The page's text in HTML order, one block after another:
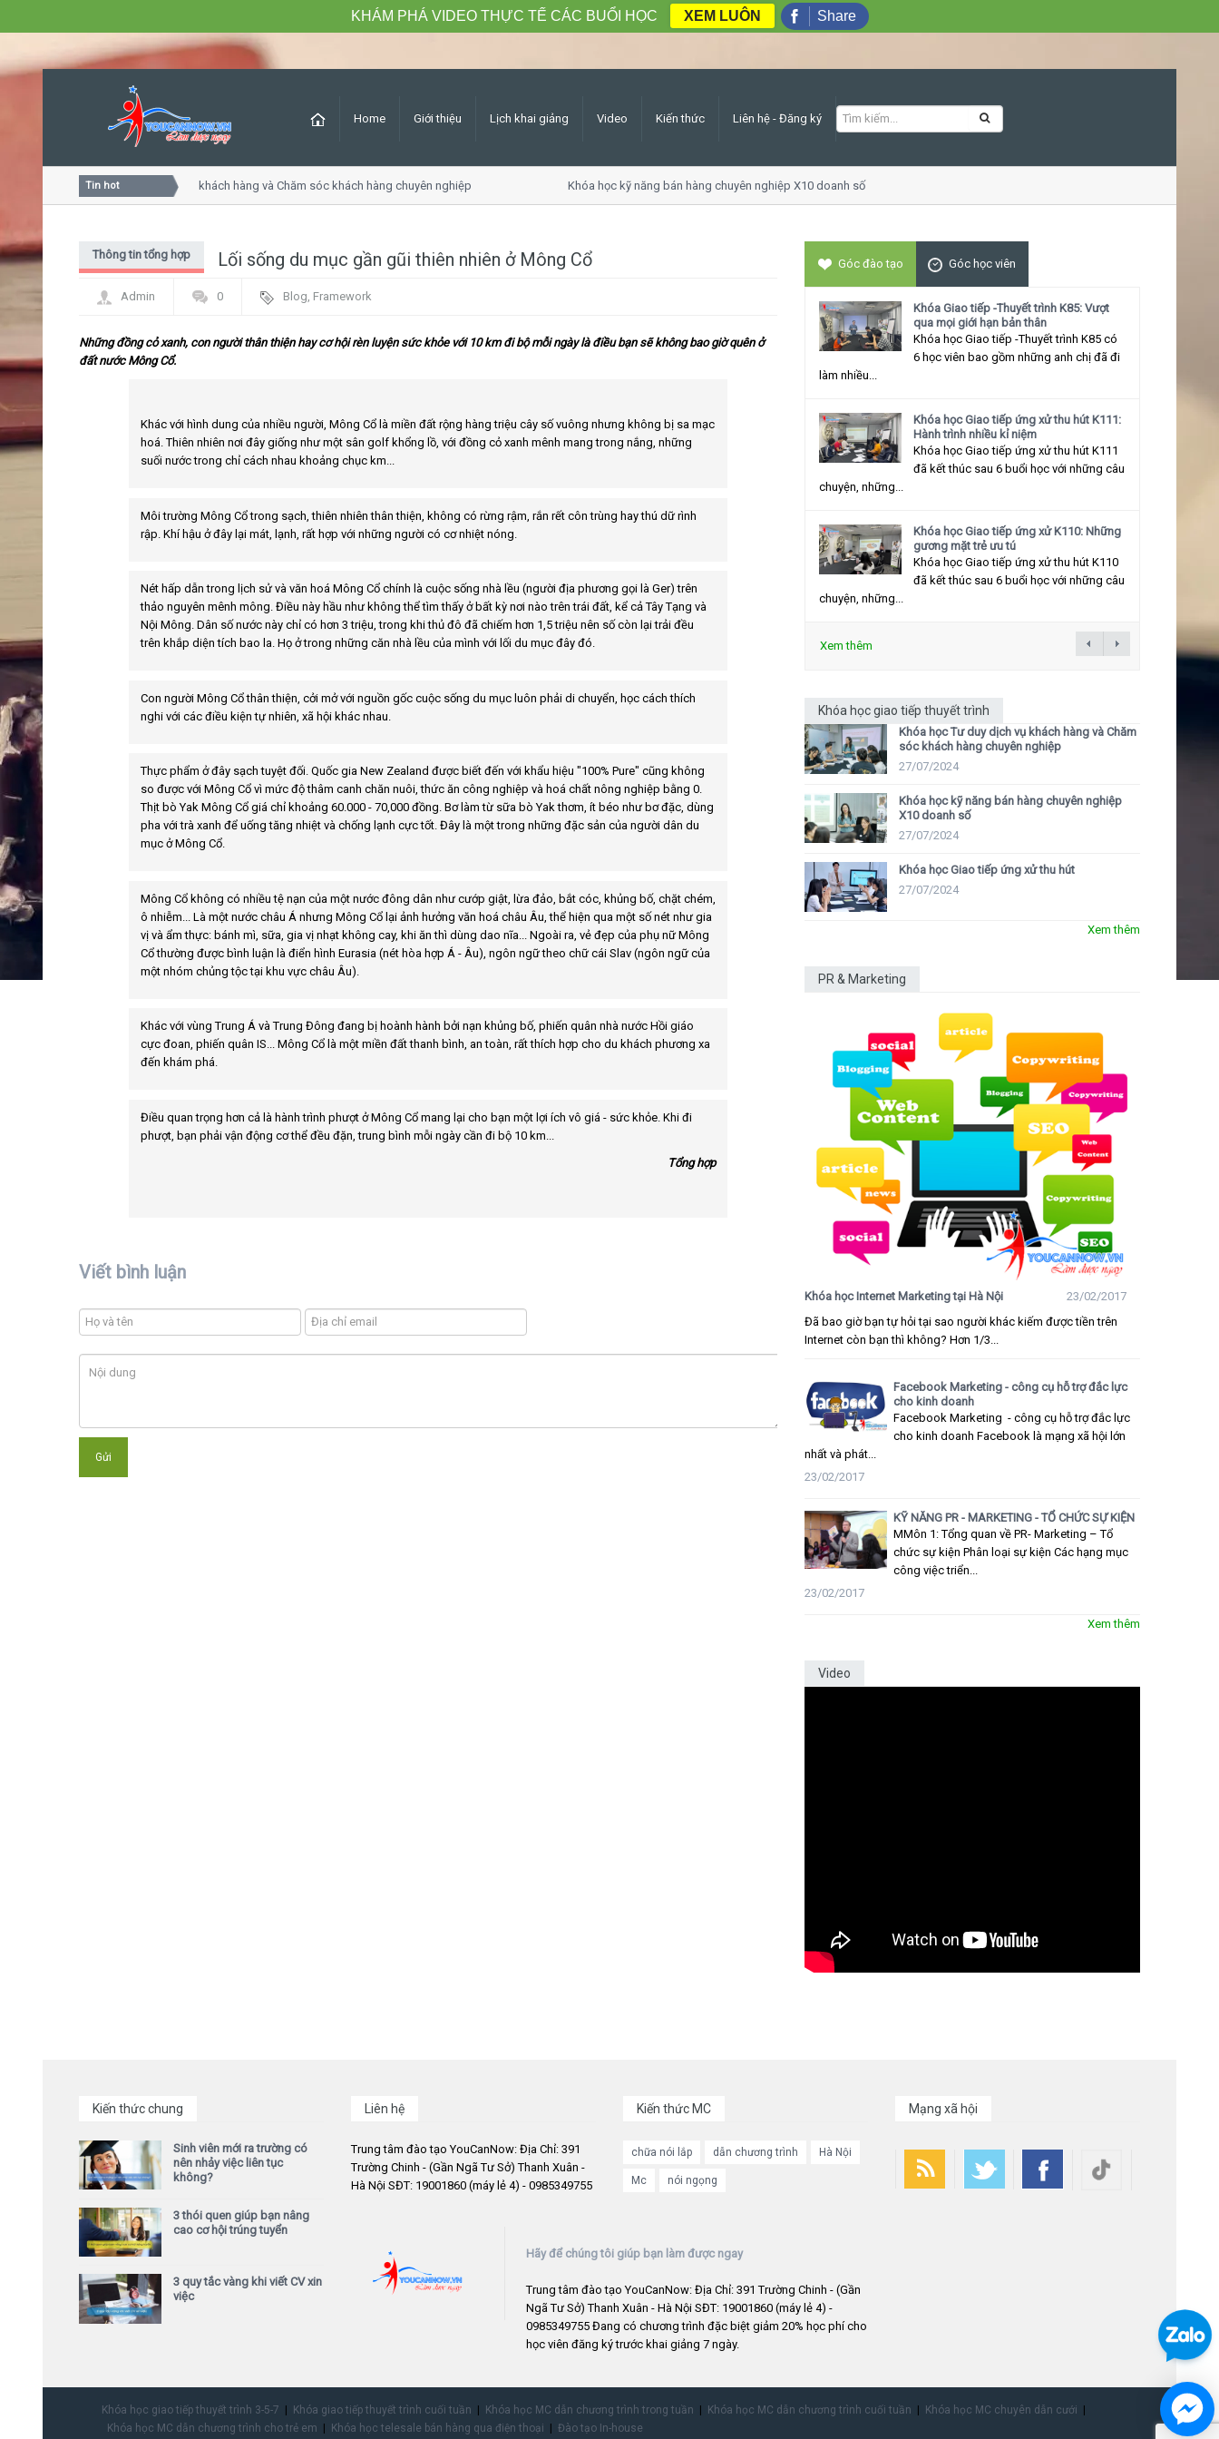
Home Giới thiệu Lịch khai giảng Video Kiến thức Liên hệ - Đăng ký
Tin hot
Khóa học Tư duy dịch vụ khách hàng và Chăm sóc khách hàng chuyên nghiệp Khóa học kỹ năng bán hàng chuyên nghiệp X10 doanh số
Lối sống du mục gần gũi thiên nhiên ở Mông Cổ
Thông tin tổng hợp
Admin 0 Blog, Framework
Những đồng cỏ xanh, con người thân thiện hay cơ hội rèn luyện sức khỏe với 10 km đi bộ mỗi ngày là điều bạn sẽ không bao giờ quên ở
đất nước Mông Cổ.
Khác với hình dung của nhiều người, Mông Cổ là miền đất rộng hàng triệu cây số vuông nhưng không bị sa mạc
hoá. Thiên nhiên nơi đây giống như một sân golf khổng lồ, với đồng cỏ xanh mênh mang trong nắng, những
suối nước trong chỉ cách nhau khoảng chục km...
Môi trường Mông Cổ trong sạch, thiên nhiên thân thiện, không có rừng rậm, rắn rết côn trùng hay thú dữ rình
rập. Khí hậu ở đây lại mát, lạnh, rất hợp với những người có cơ nhiệt nóng.
Nét hấp dẫn trong lịch sử và văn hoá Mông Cổ chính là cuộc sống nhà lều (người địa phương gọi là Ger) trên
thảo nguyên mênh mông. Điều này hầu như không thể tìm thấy ở bất kỳ nơi nào trên trái đất, kể cả Tây Tạng và
Nội Mông. Dân số nước này chỉ có hơn 3 triệu, trong khi thủ đô đã chiếm hơn 1,5 triệu nên số còn lại trải đều
trên khắp diện tích bao la. Họ ở trong những căn nhà lều của mình với lối du mục đây đó.
Con người Mông Cổ thân thiện, cởi mở với nguồn gốc cuộc sống du mục luôn phải di chuyển, học cách thích
nghi với các điều kiện tự nhiên, xã hội khác nhau.
Thực phẩm ở đây sạch tuyệt đối. Quốc gia New Zealand được biết đến với khẩu hiệu "100% Pure" cũng không
so được với Mông Cổ vì mức độ thâm canh chăn nuôi, thức ăn công nghiệp và hoá chất nông nghiệp bằng 0.
Thịt bò Yak Mông Cổ giá chỉ khoảng 60.000 - 70,000 đồng.Bơ làm từ sữa bò Yak thơm, ít béo như bơ đặc, dùng
pha với trà xanh để uống tăng nhiệt và chống lạnh cực tốt. Đây là một trong những đặc sản của người dân du
mục ở Mông Cổ.
Mông Cổ không có nhiều tệ nạn của một nước đông dân như cướp giật, lừa đảo, bắt cóc, khủng bố, chặt chém,
ô nhiễm... Là một nước châu Á nhưng Mông Cổ lại ảnh hưởng văn hoá châu Âu, thể hiện qua một số nét như gia
vị và ẩm thực: bánh mì, sữa, gia vị nhạt không cay, khi ăn thì dùng dao nĩa... Ngoài ra, vẻ đẹp của phụ nữ Mông
Cổ thường được bình luận là điển hình Eurasia (nét hòa hợp Á - Âu), ngôn ngữ theo chữ cái Slav (ngôn ngữ của
một nhóm chủng tộc tại khu vực châu Âu).
Khác với vùng Trung Á và Trung Đông đang bị hoành hành bởi nạn khủng bố, phiến quân nhà nước Hồi giáo
cực đoan, phiến quân IS... Mông Cổ là một miền đất thanh bình, an toàn, rất thích hợp cho du khách phương xa
đến khám phá.
Điều quan trọng hơn cả là hành trình phượt ở Mông Cổ mang lại cho bạn một lợi ích vô giá - sức khỏe. Khi đi
phượt, bạn phải vận động cơ thể đều đặn, trung bình mỗi ngày cần đi bộ 10 km...
Tổng hợp
Viết bình luận
Góc đào tạo Góc học viên
Khóa Giao tiếp -Thuyết trình K85: Vượt
qua mọi giới hạn bản thân
Khóa học Giao tiếp -Thuyết trình K85 có
6 học viên bao gồm những anh chị đã đi
làm nhiều...
Khóa học Giao tiếp ứng xử thu hút K111:
Hành trình nhiều kỉ niệm
Khóa học Giao tiếp ứng xử thu hút K111
đã kết thúc sau 6 buổi học với những câu
chuyện, những...
Khóa học Giao tiếp ứng xử K110: Những
gương mặt trẻ ưu tú
Khóa học Giao tiếp ứng xử thu hút K110
đã kết thúc sau 6 buổi học với những câu
chuyện, những...
Xem thêm
Khóa học giao tiếp thuyết trình
Khóa học Tư duy dịch vụ khách hàng và Chăm
sóc khách hàng chuyên nghiệp
27/07/2024
Khóa học kỹ năng bán hàng chuyên nghiệp
X10 doanh số
27/07/2024
Khóa học Giao tiếp ứng xử thu hút
27/07/2024
Xem thêm
PR & Marketing
Khóa học Internet Marketing tại Hà Nội
23/02/2017
Đã bao giờ bạn tự hỏi tại sao người khác kiếm được tiền trên
Internet còn bạn thì không? Hơn 1/3...
Facebook Marketing - công cụ hỗ trợ đắc lực
cho kinh doanh
Facebook Marketing - công cụ hỗ trợ đắc lực
cho kinh doanh Facebook là mạng xã hội lớn
nhất và phát...
23/02/2017
KỸ NĂNG PR - MARKETING - TỔ CHỨC SỰ KIỆN
MMôn 1: Tổng quan về PR- Marketing – Tổ
chức sự kiện Phân loại sự kiện Các hạng mục
công việc triển...
23/02/2017
Xem thêm
Video
Kiến thức chung
Sinh viên mới ra trường có
nên nhảy việc liên tục
không?
3 thói quen giúp bạn nâng
cao cơ hội trúng tuyển
3 quy tắc vàng khi viết CV xin
việc
Liên hệ
Trung tâm đào tạo YouCanNow: Địa Chỉ: 391
Trường Chinh - (Gần Ngã Tư Sở) Thanh Xuân -
Hà Nội SĐT: 19001860 (máy lẻ 4) - 0985349755
Kiến thức MC
chữa nói lắp dẫn chương trình Hà Nội
Mc nói ngọng
Mạng xã hội
Hãy để chúng tôi giúp bạn làm được ngay
Trung tâm đào tạo YouCanNow: Địa Chỉ: 391 Trường Chinh - (Gần
Ngã Tư Sở) Thanh Xuân - Hà Nội SĐT: 19001860 (máy lẻ 4) -
0985349755 Đang có chương trình đặc biệt giảm 20% học phí cho
học viên đăng ký trước khai giảng 7 ngày.
Khóa học giao tiếp thuyết trình 3-5-7 Khóa giao tiếp thuyết trình cuối tuần Khóa học MC dẫn chương trình trong tuần Khóa học MC dẫn chương trình cuối tuần
Khóa học MC chuyên dẫn cưới
Khóa học MC dẫn chương trình cho trẻ em
Khóa học telesale bán hàng qua điện thoại Đào tạo In-house
KHÁM PHÁ VIDEO THỰC TẾ CÁC BUỔI HỌC XEM LUÔN Share